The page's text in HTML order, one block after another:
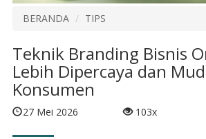
BERANDA TIPS
Teknik Branding Bisnis
Lebih Dipercaya dan
Konsumen
27 Mei 2026 103x